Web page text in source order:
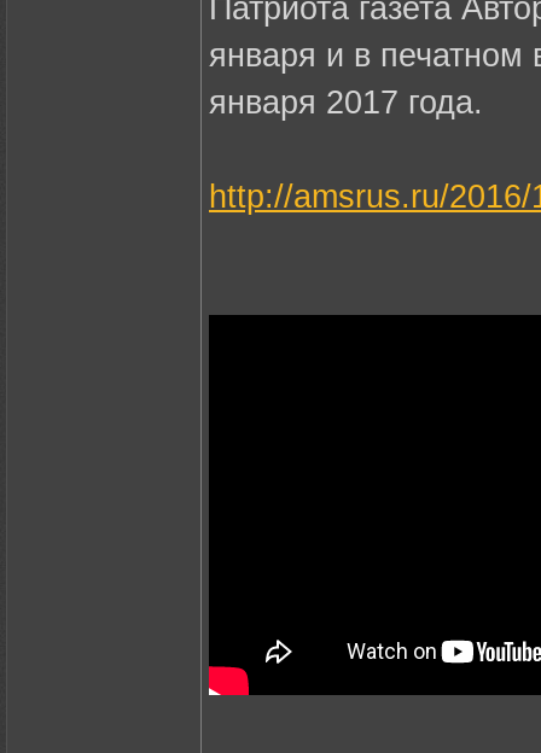
Патриота газета
января и в
января 2017 года.
http://amsrus.ru/